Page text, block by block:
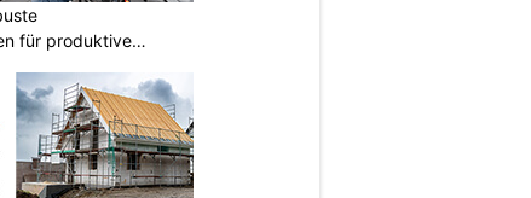
für produktive